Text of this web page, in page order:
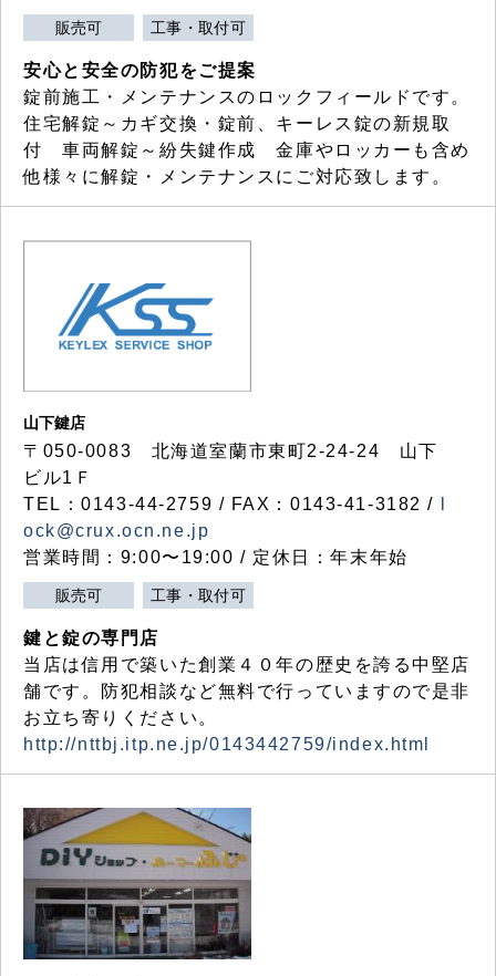
販売可 工事・取付可
安心と安全の防犯をご提案
錠前施工・メンテナンスのロックフィールドです。
住宅解錠～カギ交換・錠前、キーレス錠の新規取
付 車両解錠～紛失鍵作成 金庫やロッカーも含め
他様々に解錠・メンテナンスにご対応致します。
山下鍵店
〒050-0083 北海道室蘭市東町2-24-24 山下
ビル1Ｆ
TEL：0143-44-2759 / FAX：0143-41-3182 /
ock@crux.ocn.ne.jp
営業時間：9:00〜19:00 / 定休日：年末年始
販売可 工事・取付可
鍵と錠の専門店
当店は信用で築いた創業４０年の歴史を誇る中堅店
舗です。防犯相談など無料で行っていますので是非
お立ち寄りください。
http://nttbj.itp.ne.jp/0143442759/index.html